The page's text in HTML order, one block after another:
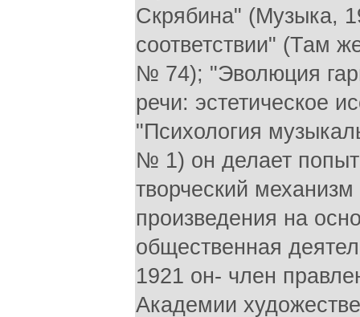
Скрябина" (Музыка,
соответствии" (Там
№ 74); "Эволюция
речи: эстетическое
"Психология
№ 1) он делает
творческий
произведения на
общественная
1921 он- член
Академии